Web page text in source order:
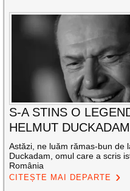
S-A STINS O
HELMUT DUCKADAM
Astăzi, ne luăm rămas-bun de
Duckadam, omul care a scris
România
CITEȘTE MAI DEPARTE